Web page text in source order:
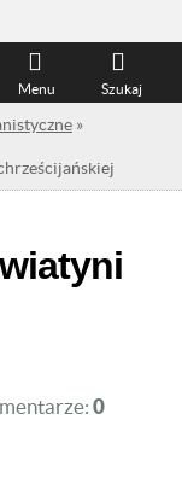
Szukaj
Menu
»
0